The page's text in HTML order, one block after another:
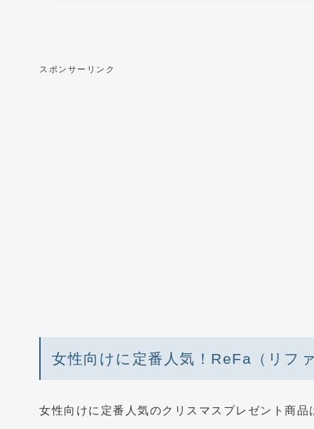
スポンサーリンク
女性向けに定番人気！ReFa（リファ
女性向けに定番人気のクリスマスプレゼント商品